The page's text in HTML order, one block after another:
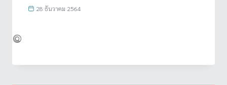
28 ธันวาคม 2564